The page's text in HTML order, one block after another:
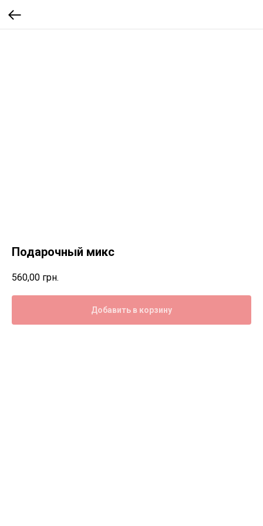
Подарочный микс
560,00 грн.
Добавить в корзину